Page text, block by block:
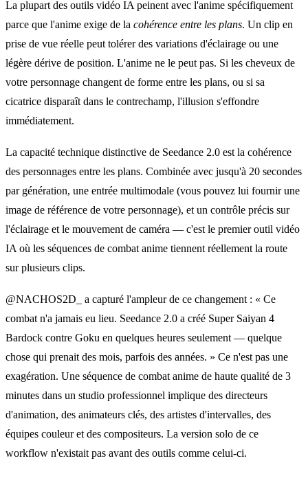
La plupart des outils vidéo IA peinent avec l'anime spécifiquement
parce que l'anime exige de la cohérence entre les plans. Un clip en
prise de vue réelle peut tolérer des variations d'éclairage ou une
légère dérive de position. L'anime ne le peut pas. Si les cheveux de
votre personnage changent de forme entre les plans, ou si sa
cicatrice disparaît dans le contrechamp, l'illusion s'effondre
immédiatement.
La capacité technique distinctive de Seedance 2.0 est la cohérence
des personnages entre les plans. Combinée avec jusqu'à 20 secondes
par génération, une entrée multimodale (vous pouvez lui fournir une
image de référence de votre personnage), et un contrôle précis sur
l'éclairage et le mouvement de caméra — c'est le premier outil vidéo
IA où les séquences de combat anime tiennent réellement la route
sur plusieurs clips.
@NACHOS2D_ a capturé l'ampleur de ce changement : « Ce
combat n'a jamais eu lieu. Seedance 2.0 a créé Super Saiyan 4
Bardock contre Goku en quelques heures seulement — quelque
chose qui prenait des mois, parfois des années. » Ce n'est pas une
exagération. Une séquence de combat anime de haute qualité de 3
minutes dans un studio professionnel implique des directeurs
d'animation, des animateurs clés, des artistes d'intervalles, des
équipes couleur et des compositeurs. La version solo de ce
workflow n'existait pas avant des outils comme celui-ci.